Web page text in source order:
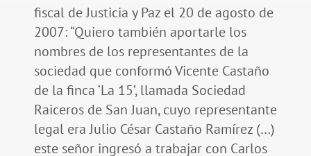
fiscal de Justicia y Paz el 20 de agosto de
2007: “Quiero también aportarle los
nombres de los representantes de la
sociedad que conformó Vicente Castaño
de la finca ‘La 15’, llamada Sociedad
Raiceros de San Juan, cuyo representante
legal era Julio César Castaño Ramírez (…)
este señor ingresó a trabajar con Carlos